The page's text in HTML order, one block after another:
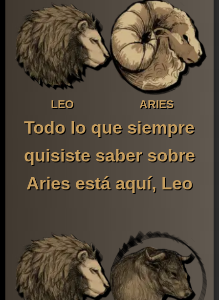
LEO ARIES
Todo lo que siempre
quisiste saber sobre
Aries está aquí, Leo